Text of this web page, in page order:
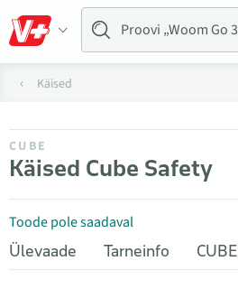
Käised
CUBE
Käised Cube Safety
Toode pole saadaval
Ülevaade
Tarneinfo CUBE